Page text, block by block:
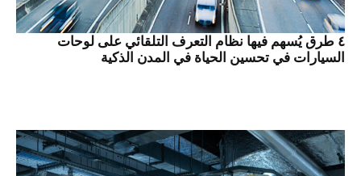
٤ طرق يُسهم فيها نظام التعرف التلقائي على لوحات
السيارات في تحسين الحياة في المدن الذكية